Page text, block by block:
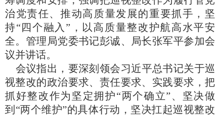
治党责任、推动高质量发展的重要抓手，坚
持“四个融入”，以高质量整改护航高水平安
全。管理局党委书记彭诚、局长张军平参加会
议并讲话。
会议指出，要深刻领会习近平总书记关于巡
视整改的政治要求、责任要求、实践要求，把
抓好整改作为坚定拥护“两个确立”、坚决做
到“两个维护”的具体行动，坚决扛起巡视整改
浪
键
打
开
导
模
式